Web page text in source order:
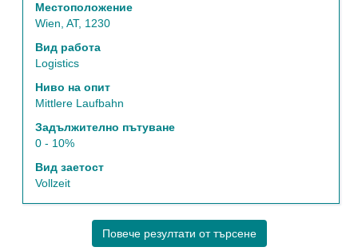
Местоположение
Wien, AT, 1230
Вид работа
Logistics
Ниво на опит
Mittlere Laufbahn
Задължително пътуване
0 - 10%
Вид заетост
Vollzeit
прегледате
пълното
съдържание
на
за
задание.
Повече резултати от търсене